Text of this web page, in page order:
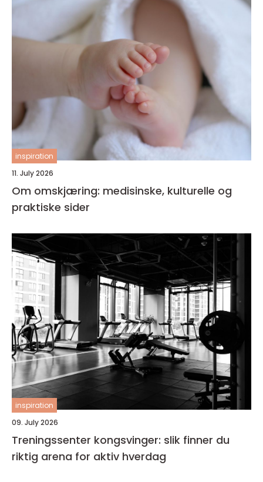
inspiration
11. July 2026
Om omskjæring: medisinske, kulturelle og
praktiske sider
inspiration
09. July 2026
Treningssenter kongsvinger: slik finner du
riktig arena for aktiv hverdag